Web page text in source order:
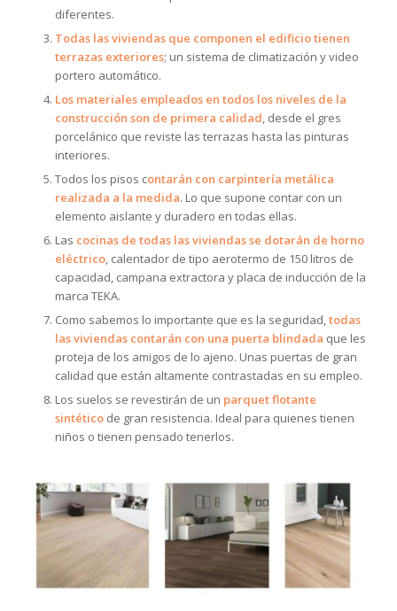
diferentes.
Todas las viviendas que componen el edificio tienen
terrazas exteriores; un sistema de climatización y video
portero automático.
Los materiales empleados en todos los niveles de la
construcción son de primera calidad, desde el gres
porcelánico que reviste las terrazas hasta las pinturas
interiores.
Todos los pisos contarán con carpintería metálica
realizada a la medida. Lo que supone contar con un
elemento aislante y duradero en todas ellas.
Las cocinas de todas las viviendas se dotarán de horno
eléctrico, calentador de tipo aerotermo de 150 litros de
capacidad, campana extractora y placa de inducción de la
marca TEKA.
Como sabemos lo importante que es la seguridad,todas
las viviendas contarán con una puerta blindada que les
proteja de los amigos de lo ajeno. Unas puertas de gran
calidad que están altamente contrastadas en su empleo.
Los suelos se revestirán de un parquet flotante
sintéticode gran resistencia. Ideal para quienes tienen
niños o tienen pensado tenerlos.